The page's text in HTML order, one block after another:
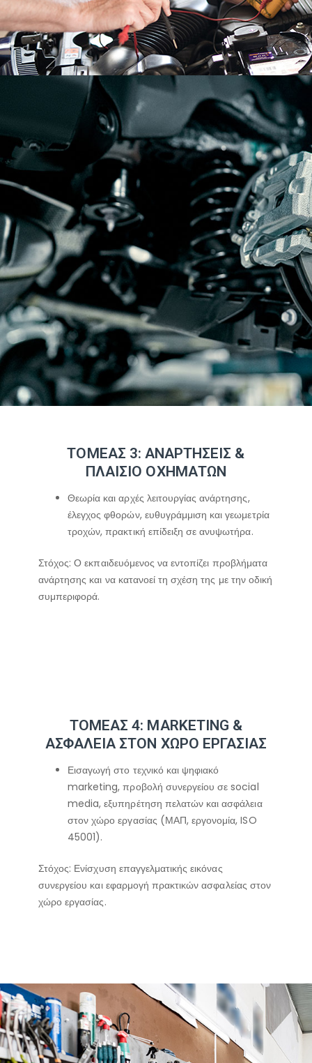
ΤΟΜΕΑΣ 3: ΑΝΑΡΤΗΣΕΙΣ &
ΠΛΑΙΣΙΟ ΟΧΗΜΑΤΩΝ
Θεωρία και αρχές λειτουργίας ανάρτησης,
έλεγχος φθορών, ευθυγράμμιση και γεωμετρία
τροχών, πρακτική επίδειξη σε ανυψωτήρα.
Στόχος: Ο εκπαιδευόμενος να εντοπίζει προβλήματα
ανάρτησης και να κατανοεί τη σχέση της με την οδική
συμπεριφορά.
ΤΟΜΕΑΣ 4: MARKETING &
ΑΣΦΑΛΕΙΑ ΣΤΟΝ ΧΩΡΟ ΕΡΓΑΣΙΑΣ
Εισαγωγή στο τεχνικό και ψηφιακό
marketing, προβολή συνεργείου σε social
media, εξυπηρέτηση πελατών και ασφάλεια
στον χώρο εργασίας (ΜΑΠ, εργονομία, ISO
45001).
Στόχος: Ενίσχυση επαγγελματικής εικόνας
συνεργείου και εφαρμογή πρακτικών ασφαλείας στον
χώρο εργασίας.